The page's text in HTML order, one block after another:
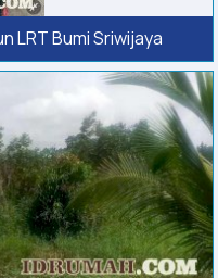
LRT Bumi Sriwijaya